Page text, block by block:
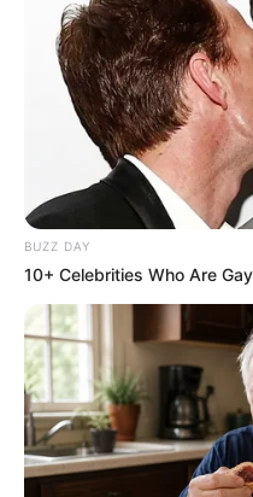
BUZZ DAY
10+ Celebrities Who Are